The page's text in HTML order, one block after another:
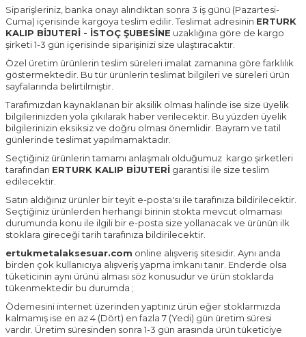
Siparişleriniz, banka onayı alındıktan sonra 3 iş günü (Pazartesi-
Cuma) içerisinde kargoya teslim edilir. Teslimat adresinin ERTURK
KALIP BİJUTERİ - İSTOÇ ŞUBESİNE uzaklığına göre de kargo
şirketi 1-3 gün içerisinde siparişinizi size ulaştıracaktır.
Özel üretim ürünlerin teslim süreleri imalat zamanına göre farklılık
göstermektedir. Bu tür ürünlerin teslimat bilgileri ve süreleri ürün
sayfalarında belirtilmiştir.
Tarafımızdan kaynaklanan bir aksilik olması halinde ise size üyelik
bilgilerinizden yola çıkılarak haber verilecektir. Bu yüzden üyelik
bilgilerinizin eksiksiz ve doğru olması önemlidir. Bayram ve tatil
günlerinde teslimat yapılmamaktadır.
Seçtiğiniz ürünlerin tamamı anlaşmalı olduğumuz kargo şirketleri
tarafından ERTURK KALIP BİJUTERİ garantisi ile size teslim
edilecektir.
Satın aldığınız ürünler bir teyit e-posta'sı ile tarafınıza bildirilecektir.
Seçtiğiniz ürünlerden herhangi birinin stokta mevcut olmaması
durumunda konu ile ilgili bir e-posta size yollanacak ve ürünün ilk
stoklara gireceği tarih tarafınıza bildirilecektir.
ertukmetalaksesuar.com online alışveriş sitesidir. Aynı anda
birden çok kullanıcıya alışveriş yapma imkanı tanır. Enderde olsa
tüketicinin aynı ürünü alması söz konusudur ve ürün stoklarda
tükenmektedir bu durumda ;
Ödemesini internet üzerinden yaptınız ürün eğer stoklarmızda
kalmamış ise en az 4 (Dört) en fazla 7 (Yedi) gün üretim süresi
vardır. Üretim süresinden sonra 1-3 gün arasında ürün tüketiciye